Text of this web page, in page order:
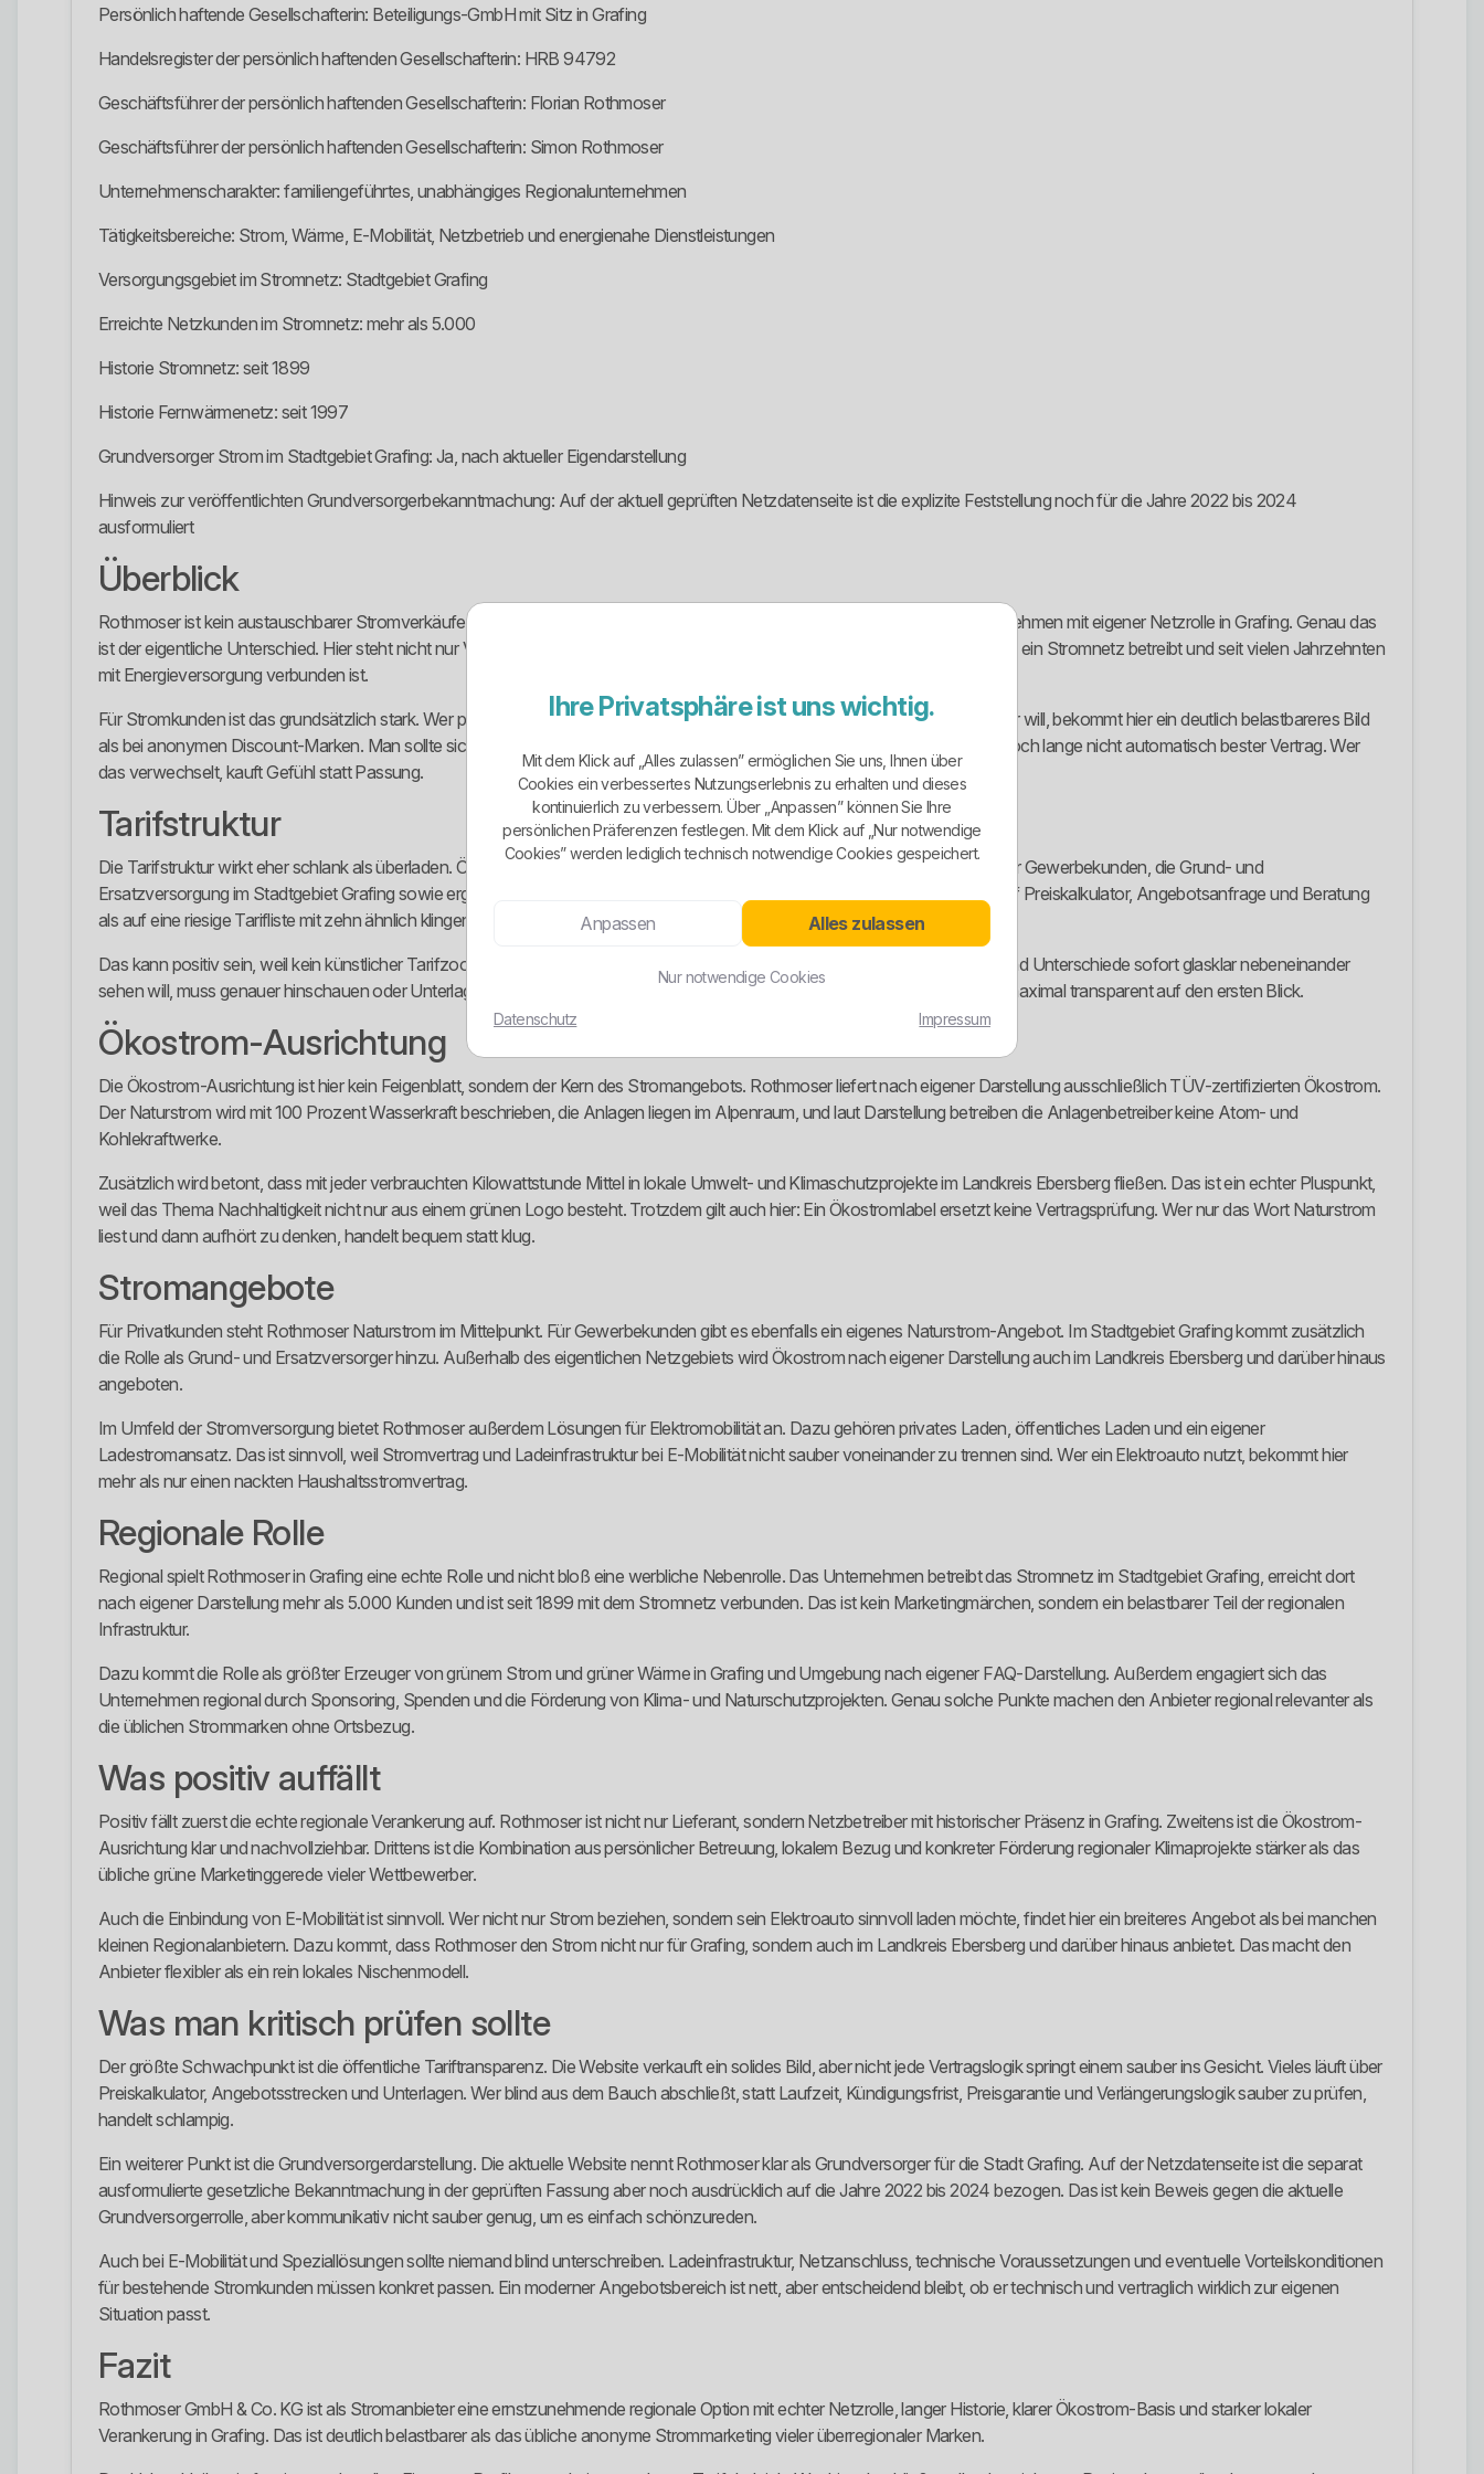
Persönlich haftende Gesellschafterin: Beteiligungs-GmbH mit Sitz in Grafing
Handelsregister der persönlich haftenden Gesellschafterin: HRB 94792
Geschäftsführer der persönlich haftenden Gesellschafterin: Florian Rothmoser
Geschäftsführer der persönlich haftenden Gesellschafterin: Simon Rothmoser
Unternehmenscharakter: familiengeführtes, unabhängiges Regionalunternehmen
Tätigkeitsbereiche: Strom, Wärme, E-Mobilität, Netzbetrieb und energienahe Dienstleistungen
Versorgungsgebiet im Stromnetz: Stadtgebiet Grafing
Erreichte Netzkunden im Stromnetz: mehr als 5.000
Historie Stromnetz: seit 1899
Historie Fernwärmenetz: seit 1997
Grundversorger Strom im Stadtgebiet Grafing: Ja, nach aktueller Eigendarstellung
Hinweis zur veröffentlichten Grundversorgerbekanntmachung: Auf der aktuell geprüften Netzdatenseite ist die explizite Feststellung noch für die Jahre 2022 bis 2024
ausformuliert
Überblick
Rothmoser ist kein austauschbarer Stromverkäufer aus dem Vergleichsportal, sondern ein regional verankertes Familienunternehmen mit eigener Netzrolle in Grafing. Genau das
ist der eigentliche Unterschied. Hier steht nicht nur Vertrieb dahinter, sondern ein Anbieter, der in der Region physisch präsent ist, ein Stromnetz betreibt und seit vielen Jahrzehnten
mit Energieversorgung verbunden ist.
Für Stromkunden ist das grundsätzlich stark. Wer persönliche Erreichbarkeit, kurze Wege und einen greifbaren Ansprechpartner will, bekommt hier ein deutlich belastbareres Bild
als bei anonymen Discount-Marken. Man sollte sich aber nichts vormachen: Regional, traditionsreich und sympathisch heißt noch lange nicht automatisch bester Vertrag. Wer
das verwechselt, kauft Gefühl statt Passung.
Tarifstruktur
Die Tarifstruktur wirkt eher schlank als überladen. Öffentlich im Vordergrund stehen Naturstrom für Privatkunden, Naturstrom für Gewerbekunden, die Grund- und
Ersatzversorgung im Stadtgebiet Grafing sowie ergänzende Lösungen rund um E-Mobilität. Der offene Auftritt setzt stärker auf Preiskalkulator, Angebotsanfrage und Beratung
als auf eine riesige Tarifliste mit zehn ähnlich klingenden Produktnamen.
Das kann positiv sein, weil kein künstlicher Tarifzoo aufgebaut wird. Es hat aber auch einen Haken: Wer alle Vertragsmodelle und Unterschiede sofort glasklar nebeneinander
sehen will, muss genauer hinschauen oder Unterlagen anfordern. Komfortabel ist das nicht immer. Es ist funktional, aber nicht maximal transparent auf den ersten Blick.
Ökostrom-Ausrichtung
Die Ökostrom-Ausrichtung ist hier kein Feigenblatt, sondern der Kern des Stromangebots. Rothmoser liefert nach eigener Darstellung ausschließlich TÜV-zertifizierten Ökostrom.
Der Naturstrom wird mit 100 Prozent Wasserkraft beschrieben, die Anlagen liegen im Alpenraum, und laut Darstellung betreiben die Anlagenbetreiber keine Atom- und
Kohlekraftwerke.
Zusätzlich wird betont, dass mit jeder verbrauchten Kilowattstunde Mittel in lokale Umwelt- und Klimaschutzprojekte im Landkreis Ebersberg fließen. Das ist ein echter Pluspunkt,
weil das Thema Nachhaltigkeit nicht nur aus einem grünen Logo besteht. Trotzdem gilt auch hier: Ein Ökostromlabel ersetzt keine Vertragsprüfung. Wer nur das Wort Naturstrom
liest und dann aufhört zu denken, handelt bequem statt klug.
Stromangebote
Für Privatkunden steht Rothmoser Naturstrom im Mittelpunkt. Für Gewerbekunden gibt es ebenfalls ein eigenes Naturstrom-Angebot. Im Stadtgebiet Grafing kommt zusätzlich
die Rolle als Grund- und Ersatzversorger hinzu. Außerhalb des eigentlichen Netzgebiets wird Ökostrom nach eigener Darstellung auch im Landkreis Ebersberg und darüber hinaus
angeboten.
Im Umfeld der Stromversorgung bietet Rothmoser außerdem Lösungen für Elektromobilität an. Dazu gehören privates Laden, öffentliches Laden und ein eigener
Ladestromansatz. Das ist sinnvoll, weil Stromvertrag und Ladeinfrastruktur bei E-Mobilität nicht sauber voneinander zu trennen sind. Wer ein Elektroauto nutzt, bekommt hier
mehr als nur einen nackten Haushaltsstromvertrag.
Regionale Rolle
Regional spielt Rothmoser in Grafing eine echte Rolle und nicht bloß eine werbliche Nebenrolle. Das Unternehmen betreibt das Stromnetz im Stadtgebiet Grafing, erreicht dort
nach eigener Darstellung mehr als 5.000 Kunden und ist seit 1899 mit dem Stromnetz verbunden. Das ist kein Marketingmärchen, sondern ein belastbarer Teil der regionalen
Infrastruktur.
Dazu kommt die Rolle als größter Erzeuger von grünem Strom und grüner Wärme in Grafing und Umgebung nach eigener FAQ-Darstellung. Außerdem engagiert sich das
Unternehmen regional durch Sponsoring, Spenden und die Förderung von Klima- und Naturschutzprojekten. Genau solche Punkte machen den Anbieter regional relevanter als
die üblichen Strommarken ohne Ortsbezug.
Was positiv auffällt
Positiv fällt zuerst die echte regionale Verankerung auf. Rothmoser ist nicht nur Lieferant, sondern Netzbetreiber mit historischer Präsenz in Grafing. Zweitens ist die Ökostrom-
Ausrichtung klar und nachvollziehbar. Drittens ist die Kombination aus persönlicher Betreuung, lokalem Bezug und konkreter Förderung regionaler Klimaprojekte stärker als das
übliche grüne Marketinggerede vieler Wettbewerber.
Auch die Einbindung von E-Mobilität ist sinnvoll. Wer nicht nur Strom beziehen, sondern sein Elektroauto sinnvoll laden möchte, findet hier ein breiteres Angebot als bei manchen
kleinen Regionalanbietern. Dazu kommt, dass Rothmoser den Strom nicht nur für Grafing, sondern auch im Landkreis Ebersberg und darüber hinaus anbietet. Das macht den
Anbieter flexibler als ein rein lokales Nischenmodell.
Was man kritisch prüfen sollte
Der größte Schwachpunkt ist die öffentliche Tariftransparenz. Die Website verkauft ein solides Bild, aber nicht jede Vertragslogik springt einem sauber ins Gesicht. Vieles läuft über
Preiskalkulator, Angebotsstrecken und Unterlagen. Wer blind aus dem Bauch abschließt, statt Laufzeit, Kündigungsfrist, Preisgarantie und Verlängerungslogik sauber zu prüfen,
handelt schlampig.
Ein weiterer Punkt ist die Grundversorgerdarstellung. Die aktuelle Website nennt Rothmoser klar als Grundversorger für die Stadt Grafing. Auf der Netzdatenseite ist die separat
ausformulierte gesetzliche Bekanntmachung in der geprüften Fassung aber noch ausdrücklich auf die Jahre 2022 bis 2024 bezogen. Das ist kein Beweis gegen die aktuelle
Grundversorgerrolle, aber kommunikativ nicht sauber genug, um es einfach schönzureden.
Auch bei E-Mobilität und Speziallösungen sollte niemand blind unterschreiben. Ladeinfrastruktur, Netzanschluss, technische Voraussetzungen und eventuelle Vorteilskonditionen
für bestehende Stromkunden müssen konkret passen. Ein moderner Angebotsbereich ist nett, aber entscheidend bleibt, ob er technisch und vertraglich wirklich zur eigenen
Situation passt.
Fazit
Rothmoser GmbH & Co. KG ist als Stromanbieter eine ernstzunehmende regionale Option mit echter Netzrolle, langer Historie, klarer Ökostrom-Basis und starker lokaler
Verankerung in Grafing. Das ist deutlich belastbarer als das übliche anonyme Strommarketing vieler überregionaler Marken.
Ihre Privatsphäre ist uns wichtig.
Mit dem Klick auf „Alles zulassen” ermöglichen Sie uns, Ihnen über
Cookies ein verbessertes Nutzungserlebnis zu erhalten und dieses
kontinuierlich zu verbessern. Über „Anpassen” können Sie Ihre
persönlichen Präferenzen festlegen. Mit dem Klick auf „Nur notwendige
Cookies” werden lediglich technisch notwendige Cookies gespeichert.
Anpassen Alles zulassen
Nur notwendige Cookies
Datenschutz Impressum